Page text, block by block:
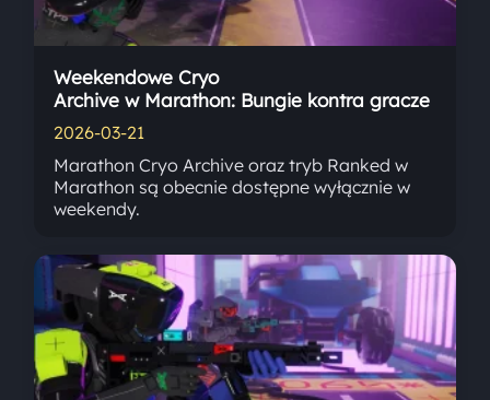
Weekendowe Cryo
Archive w Marathon: Bungie kontra gracze
2026-03-21
Marathon Cryo Archive oraz tryb Ranked w
Marathon są obecnie dostępne wyłącznie w
weekendy.